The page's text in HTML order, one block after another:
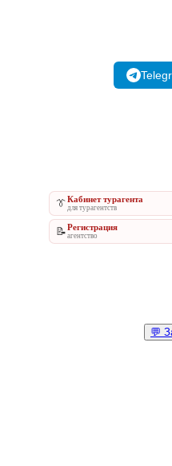
👔Кабинет турагента
для турагентств
📝Регистрация
агентство
💬